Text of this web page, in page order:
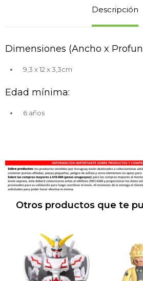
Descripción
Dimensiones (Ancho x
9,3 x 12 x 3,3cm
Edad mínima:
6 años
Otros productos que te